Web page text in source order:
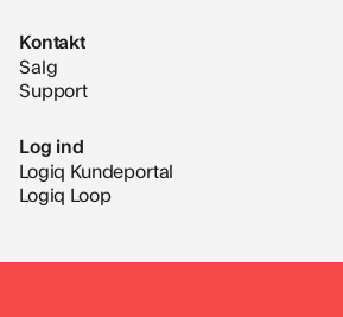
Kontakt
Salg
Support
Log ind
Logiq Kundeportal
Logiq Loop